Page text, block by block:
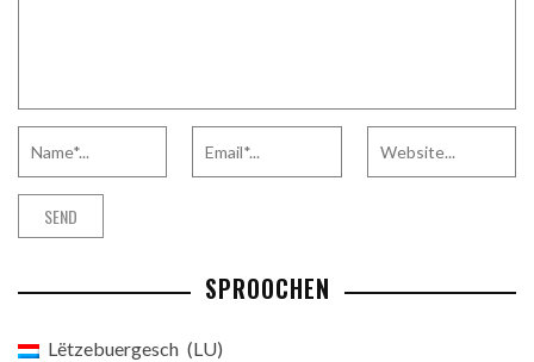
SPROOCHEN
Lëtzebuergesch
LU